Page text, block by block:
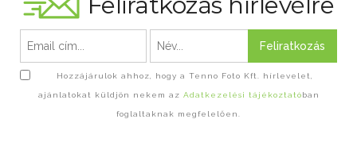
Feliratkozás
Hozzájárulok ahhoz, hogy a Tenno Foto Kft. hírlevelet,
ajánlatokat küldjön nekem az Adatkezelési tájékoztatóban
foglaltaknak megfelelően.